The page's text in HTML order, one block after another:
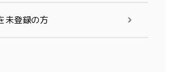
未登録の方